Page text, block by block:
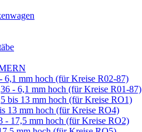
6,1 mm hoch (für Kreise R02-87)
- 6,1 mm hoch (für Kreise R01-87)
bis 13 mm hoch (für Kreise RO1)
13 mm hoch (für Kreise RO4)
- 17,5 mm hoch (für Kreise RO2)